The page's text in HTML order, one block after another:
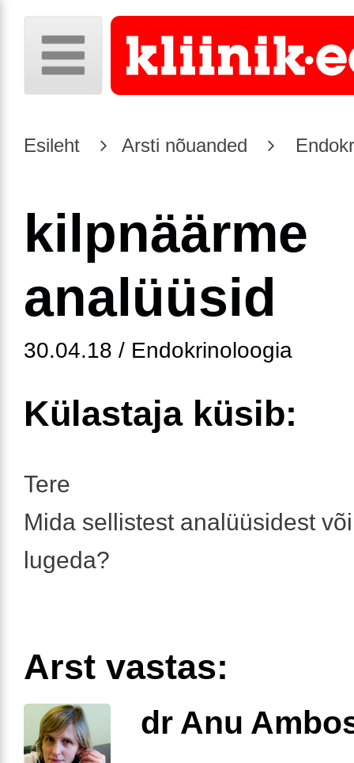
Esileht Arsti nõuanded
kilpnäärme
analüüsid
30.04.18 / Endokrinoloogia
Külastaja küsib:
Tere
Mida sellistest analüüsidest
lugeda?
Arst vastas:
dr Anu